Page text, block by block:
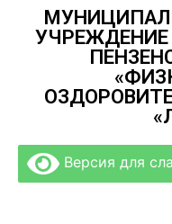
УЧРЕЖДЕНИЕ
Версия для